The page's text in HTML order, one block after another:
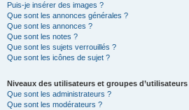
Puis-je insérer des images ?
Que sont les annonces générales ?
Que sont les annonces ?
Que sont les notes ?
Que sont les sujets verrouillés ?
Que sont les icônes de sujet ?
Niveaux des utilisateurs et groupes d’utilisateurs
Que sont les administrateurs ?
Que sont les modérateurs ?